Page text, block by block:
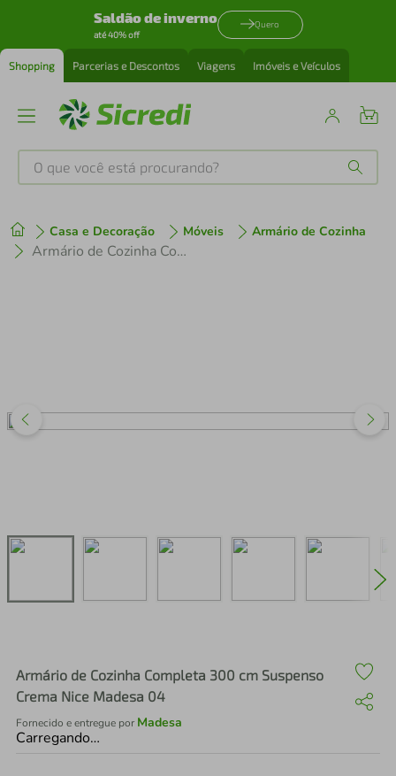
Saldão de inverno
até 40% off
Quero
Shopping Parcerias e Descontos Viagens Imóveis e Veículos
O que você está procurando?
Casa e Decoração Móveis Armário de Cozinha
Armário de Cozinha Completa 300 cm Suspenso Crema Nice Madesa 04
Armário de Cozinha Completa 300 cm Suspenso
Crema Nice Madesa 04
Fornecido e entregue por Madesa
Carregando…
1º tenis